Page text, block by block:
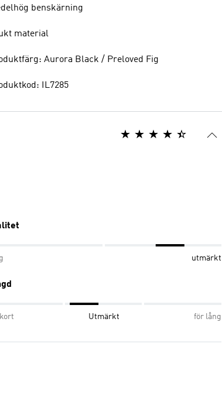
benskärning
material
Aurora Black / Preloved Fig
IL7285
utmärkt
Utmärkt för lång